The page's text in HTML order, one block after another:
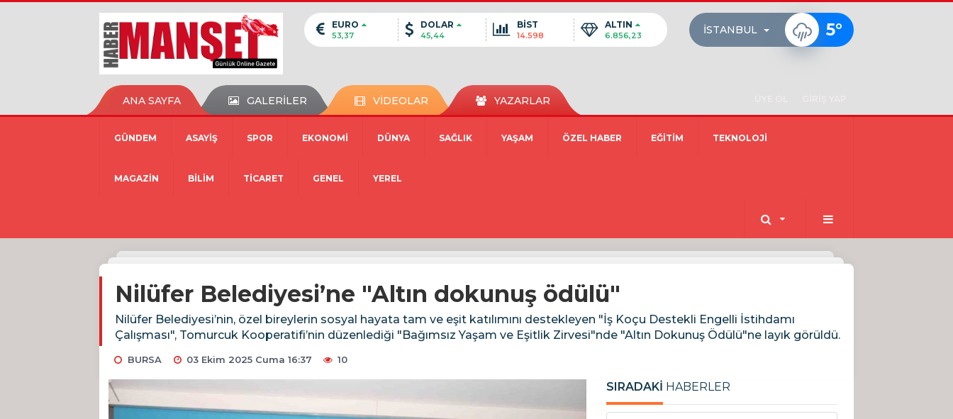
EURO
53,37
DOLAR
45,44
BİST
14.598
ALTIN
6.856,23 İSTANBUL 5°
ANA SAYFA GALERİLER VİDEOLAR YAZARLAR
GÜNDEM ASAYİŞ SPOR EKONOMİ DÜNYA SAĞLIK YAŞAM ÖZEL HABER EĞİTİM TEKNOLOJİ
MAGAZİN BİLİM TİCARET GENEL YEREL
Nilüfer Belediyesi’ne "Altın dokunuş ödülü"
Nilüfer Belediyesi’nin, özel bireylerin sosyal hayata tam ve eşit katılımını destekleyen "İş Koçu Destekli Engelli İstihdamı
Çalışması", Tomurcuk Kooperatifi’nin düzenlediği "Bağımsız Yaşam ve Eşitlik Zirvesi"nde "Altın Dokunuş Ödülü"ne layık görüldü.
BURSA 03 Ekim 2025 Cuma 16:37 10
SIRADAKİ HABERLER